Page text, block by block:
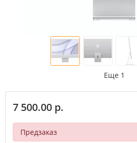
Еще 1
7 500.00 р.
Предзаказ